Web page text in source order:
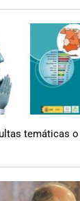
temáticas